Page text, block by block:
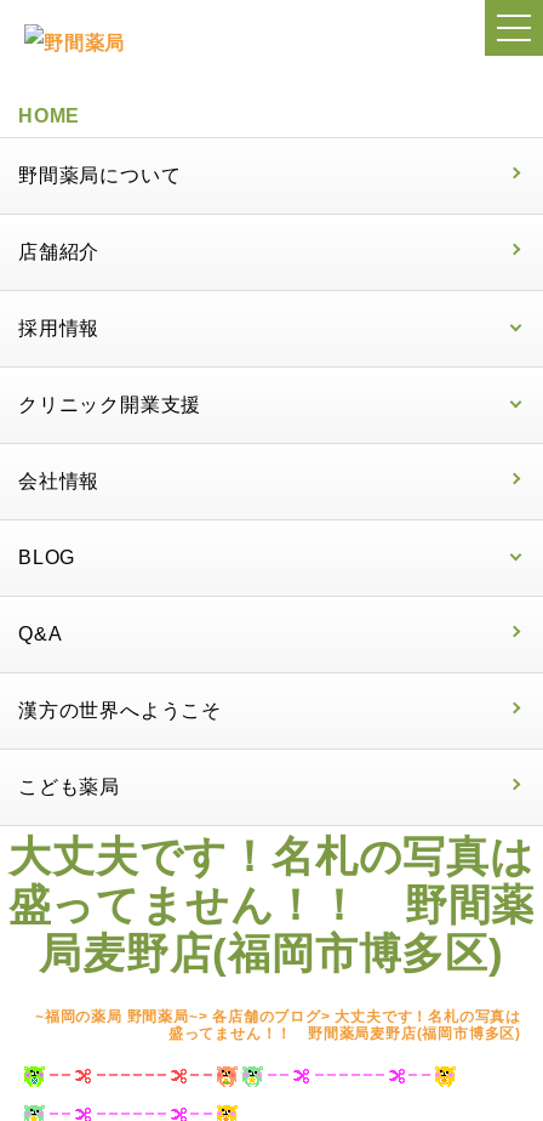
HOME
野間薬局について
店舗紹介
採用情報
クリニック開業支援
会社情報
BLOG
Q&A
漢方の世界へようこそ
こども薬局
大丈夫です！名札の写真は
盛ってません！！ 野間薬
局麦野店(福岡市博多区)
~福岡の薬局 野間薬局~>各店舗のブログ>大丈夫です！名札の写真は
盛ってません！！ 野間薬局麦野店(福岡市博多区)